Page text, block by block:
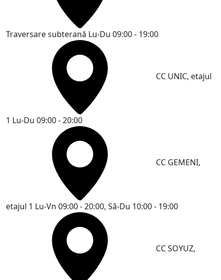
Traversare subterană Lu-Du 09:00 - 19:00
CC UNIC, etajul
1 Lu-Du 09:00 - 20:00
CC GEMENI,
etajul 1 Lu-Vn 09:00 - 20:00, Sâ-Du 10:00 - 19:00
CC SOYUZ,